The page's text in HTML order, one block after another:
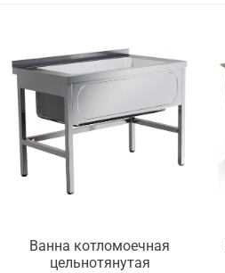
Ванна котломоечная
цельнотянутая